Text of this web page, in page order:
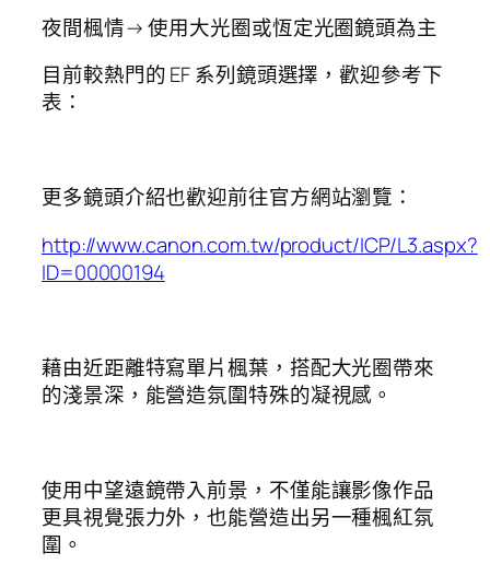
夜間楓情→ 使用大光圈或恆定光圈鏡頭為主
目前較熱門的 EF 系列鏡頭選擇，歡迎參考下
表：
更多鏡頭介紹也歡迎前往官方網站瀏覽：
http://www.canon.com.tw/product/ICP/L3.aspx?
ID=00000194
藉由近距離特寫單片楓葉，搭配大光圈帶來
的淺景深，能營造氛圍特殊的凝視感。
使用中望遠鏡帶入前景，不僅能讓影像作品
更具視覺張力外，也能營造出另一種楓紅氛
圍。